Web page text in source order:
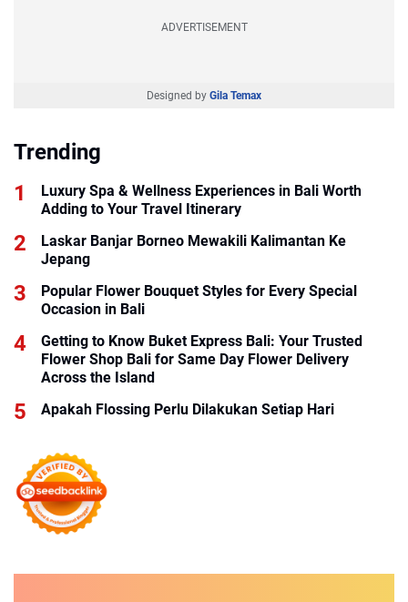
ADVERTISEMENT
Designed by Gila Temax
Trending
Luxury Spa & Wellness Experiences in Bali Worth
Adding to Your Travel Itinerary
Laskar Banjar Borneo Mewakili Kalimantan Ke
Jepang
Popular Flower Bouquet Styles for Every Special
Occasion in Bali
Getting to Know Buket Express Bali: Your Trusted
Flower Shop Bali for Same Day Flower Delivery
Across the Island
Apakah Flossing Perlu Dilakukan Setiap Hari